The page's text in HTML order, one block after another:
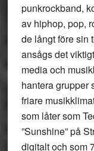
punkrockband,
av hiphop, pop,
de långt före sin
ansågs det
media och
hantera grupper
friare
som låter som
”Sunshine” på
digitalt och som